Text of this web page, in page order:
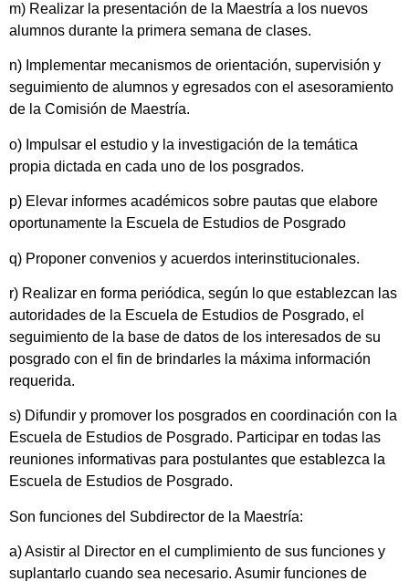
m) Realizar la presentación de la Maestría a los nuevos
alumnos durante la primera semana de clases.
n) Implementar mecanismos de orientación, supervisión y
seguimiento de alumnos y egresados con el asesoramiento
de la Comisión de Maestría.
o) Impulsar el estudio y la investigación de la temática
propia dictada en cada uno de los posgrados.
p) Elevar informes académicos sobre pautas que elabore
oportunamente la Escuela de Estudios de Posgrado
q) Proponer convenios y acuerdos interinstitucionales.
r) Realizar en forma periódica, según lo que establezcan las
autoridades de la Escuela de Estudios de Posgrado, el
seguimiento de la base de datos de los interesados de su
posgrado con el fin de brindarles la máxima información
requerida.
s) Difundir y promover los posgrados en coordinación con la
Escuela de Estudios de Posgrado. Participar en todas las
reuniones informativas para postulantes que establezca la
Escuela de Estudios de Posgrado.
Son funciones del Subdirector de la Maestría:
a) Asistir al Director en el cumplimiento de sus funciones y
suplantarlo cuando sea necesario. Asumir funciones de